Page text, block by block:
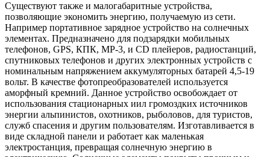
Существуют также и малогабаритные устройства,
позволяющие экономить энергию, получаемую из сети.
Например портативное зарядное устройство на солнечных
элементах. Предназначено для подзарядки мобильных
телефонов, GPS, КПК, МР-3, и CD плейеров, радиостанций,
спутниковых телефонов и других электронных устройств с
номинальным напряжением аккумуляторных батарей 4,5-19
вольт. В качестве фотопреобразователей используется
аморфный кремний. Данное устройство освобождает от
использования стационарных иил громоздких источников
энергии альпинистов, охотников, рыболовов, для туристов,
служб спасения и другим пользователям. Изготавливается в
виде складной панели и работает как маленькая
электростанция, превращая солнечную энергию в